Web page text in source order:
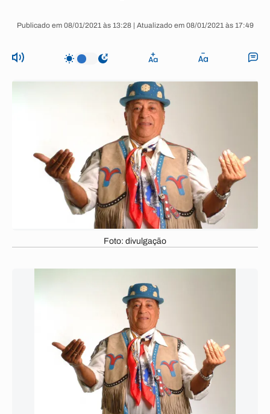
Publicado em 08/01/2021 às 13:28 | Atualizado em 08/01/2021 às 17:49
Foto: divulgação